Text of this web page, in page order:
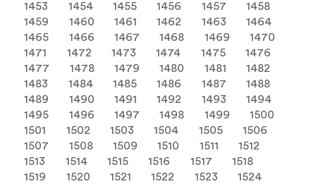
1453
1454 1455 1456 1457
1458
1459
1460 1461 1462 1463
1464
1465
1466 1467 1468 1469
1470
1471
1472 1473 1474 1475
1476
1477
1478 1479 1480 1481
1482
1483
1484 1485 1486 1487
1488
1489
1490 1491 1492 1493
1494
1495
1496 1497 1498 1499
1500
1501
1502 1503 1504 1505
1506
1507
1508 1509 1510 1511
1512
1513
1514 1515 1516 1517
1518
1519
1520 1521 1522 1523
1524